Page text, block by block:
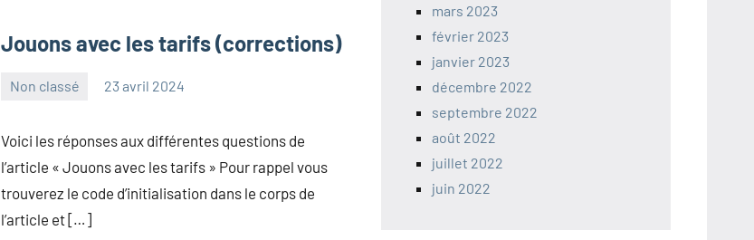
Jouons avec les tarifs (corrections)
Non classé 23 avril 2024
Voici les réponses aux différentes questions de
l’article « Jouons avec les tarifs » Pour rappel vous
trouverez le code d’initialisation dans le corps de
l’article et […]
mars 2023
février 2023
janvier 2023
décembre 2022
septembre 2022
août 2022
juillet 2022
juin 2022